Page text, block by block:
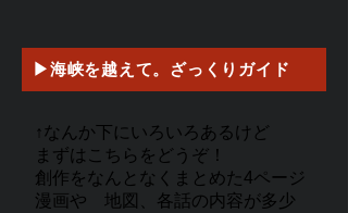
▶海峡を越えて。ざっくりガイド
↑なんか下にいろいろあるけど
まずはこちらをどうぞ！
創作をなんとなくまとめた4ページ
漫画や 地図、各話の内容が多少